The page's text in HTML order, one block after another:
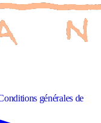
générales de